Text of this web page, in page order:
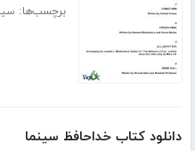
برچسب‌ها:
دانلود کتاب خداحافظ سینما